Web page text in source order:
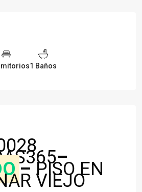
1 Baños
–
–PISO EN
VIEJO